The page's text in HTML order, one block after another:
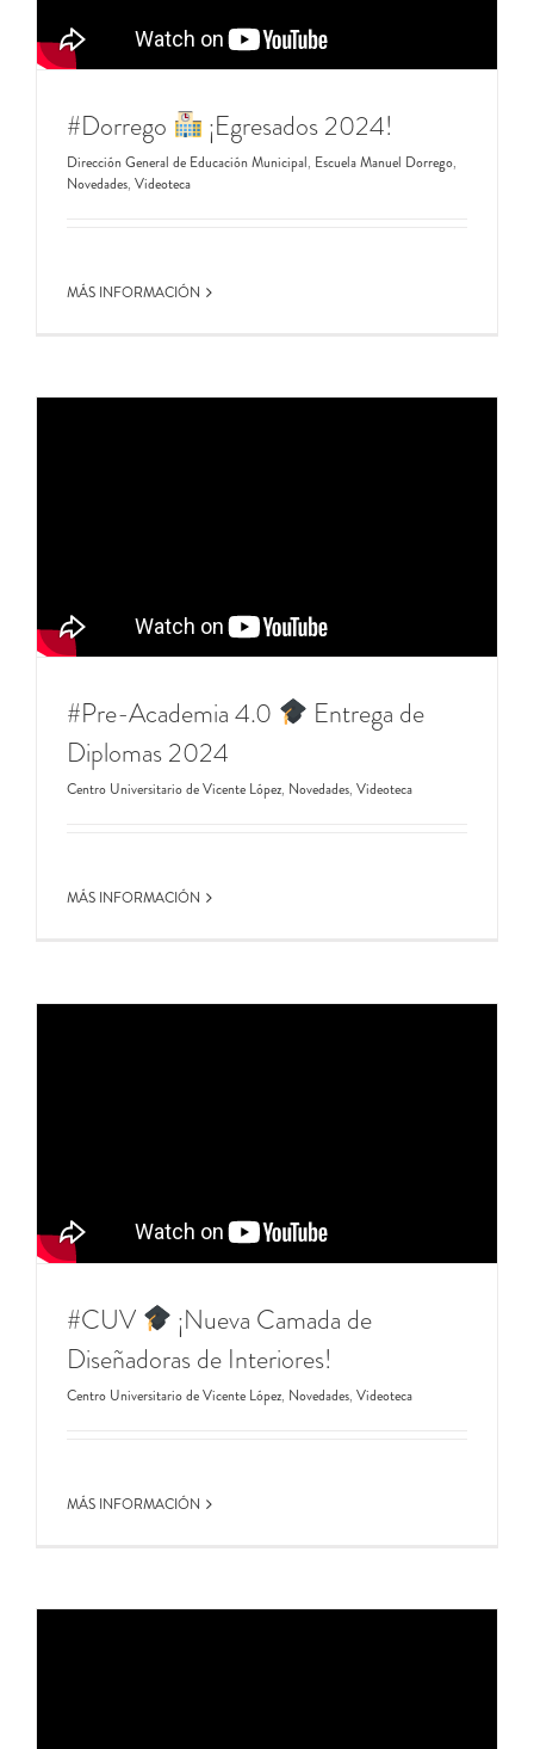
#Dorrego ​ ​​​ ¡Egresados 2024!
Dirección General de Educación Municipal, Escuela Manuel Dorrego,
Novedades, Videoteca
MÁS INFORMACIÓN
#Pre-Academia 4.0 ​
​​ Entrega de
Diplomas 2024
Centro Universitario de Vicente López, Novedades, Videoteca
MÁS INFORMACIÓN
#CUV ​
​​ ¡Nueva Camada de
Diseñadoras de Interiores!
Centro Universitario de Vicente López, Novedades, Videoteca
MÁS INFORMACIÓN